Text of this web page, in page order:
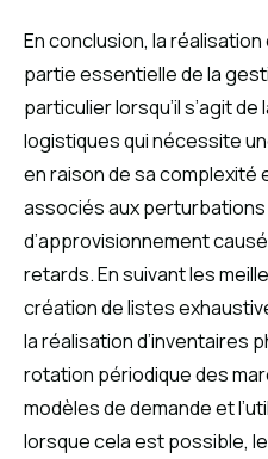
En conclusion, la réalisation
partie essentielle de la
particulier lorsqu’il s’agit de
logistiques qui nécessite
en raison de sa
associés aux perturbations
d’approvisionnement
retards. En suivant les
création de listes
la réalisation d’inventaires
rotation périodique des
modèles de demande et
lorsque cela est possible,